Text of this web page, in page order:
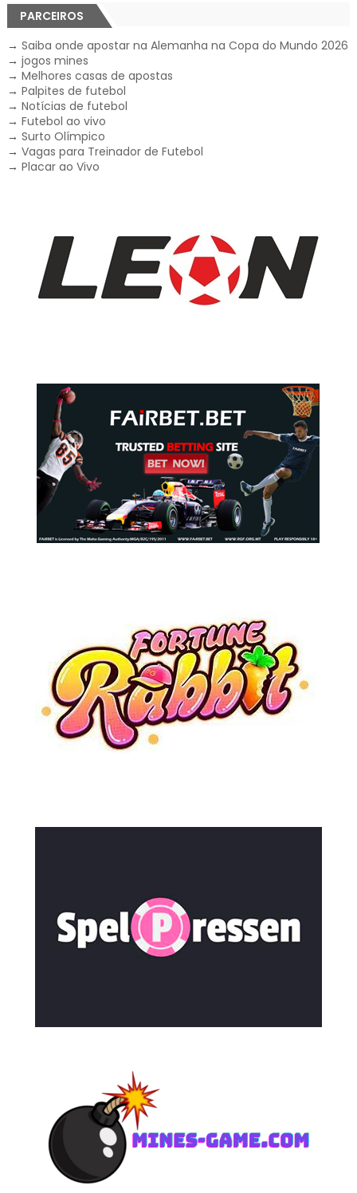
PARCEIROS
→ Saiba onde apostar na Alemanha na Copa do Mundo 2026
→ jogos mines
→ Melhores casas de apostas
→ Palpites de futebol
→ Notícias de futebol
→ Futebol ao vivo
→ Surto Olímpico
→ Vagas para Treinador de Futebol
→ Placar ao Vivo